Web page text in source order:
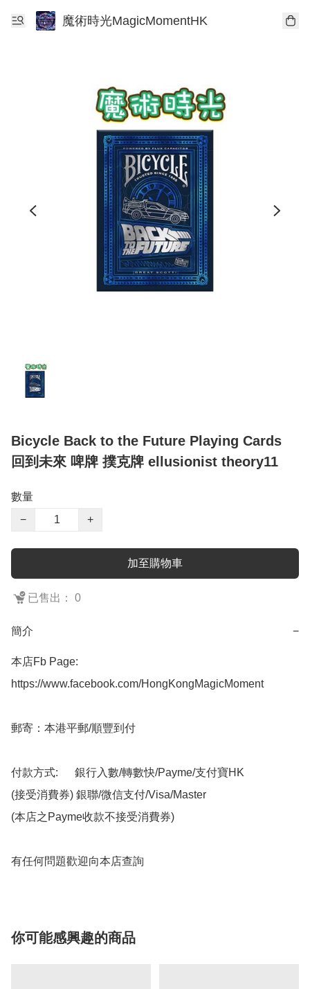
魔術時光MagicMomentHK
Bicycle Back to the Future Playing Cards
回到未來 啤牌 撲克牌 ellusionist theory11
數量
−
+
加至購物車
已售出： 0
簡介 −
本店Fb Page:
https://www.facebook.com/HongKongMagicMoment
郵寄：本港平郵/順豐到付
付款方式:      銀行入數/轉數快/Payme/支付寶HK
(接受消費券) 銀聯/微信支付/Visa/Master
(本店之Payme收款不接受消費券)
有任何問題歡迎向本店查詢
你可能感興趣的商品